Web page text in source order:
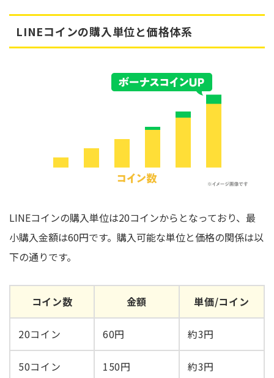
LINEコインの購入単位と価格体系
LINEコインの購入単位は20コインからとなっており、最
小購入金額は60円です。購入可能な単位と価格の関係は以
下の通りです。
コイン数 金額 単価/コイン
20コイン 60円 約3円
50コイン 150円 約3円